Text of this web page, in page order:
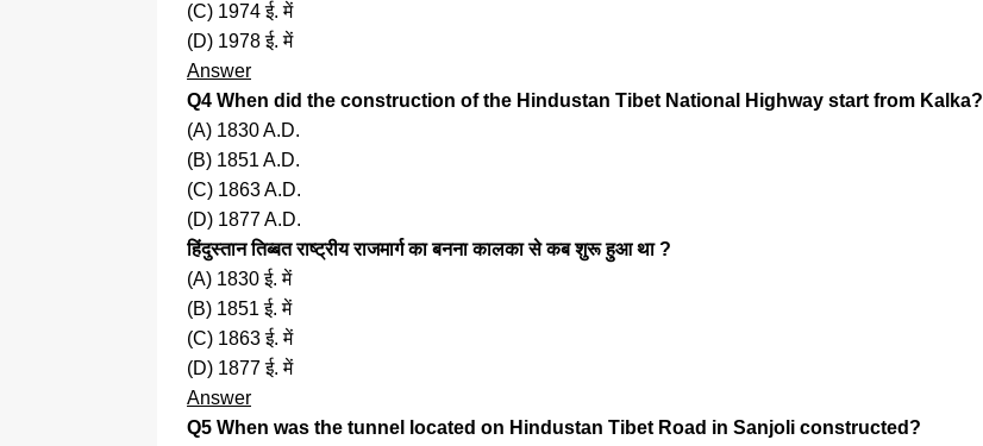
(C) 1974 ई. में
(D) 1978 ई. में
Answer
Q4 When did the construction of the Hindustan Tibet National Highway start from Kalka?
(A) 1830 A.D.
(B) 1851 A.D.
(C) 1863 A.D.
(D) 1877 A.D.
हिंदुस्तान तिब्बत राष्ट्रीय राजमार्ग का बनना कालका से कब शुरू हुआ था ?
(A) 1830 ई. में
(B) 1851 ई. में
(C) 1863 ई. में
(D) 1877 ई. में
Answer
Q5 When was the tunnel located on Hindustan Tibet Road in Sanjoli constructed?